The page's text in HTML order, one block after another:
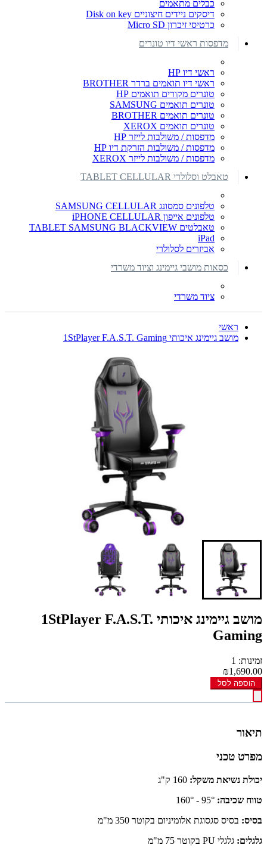
כבלים מתאמים
דיסקים ניידים חיצוניים Disk on key
כרטיסי זיכרון Micro SD
מדפסות ראשי דיו טונרים
ראשי דיו HP
ראשי דיו תואמים ברדר BROTHER
טונרים מקורים תואמים HP
טונרים תואמים SAMSUNG
טונרים תואמים BROTHER
טונרים תואמים XEROX
מדפסות / משולבות לייזר HP
מדפסות / משולבות הזרקת דיו HP
מדפסות / משולבות לייזר XEROX
טאבלט וסלולרי TABLET CELLULAR
טלפונים סמסונג SAMSUNG CELLULAR
טלפונים אייפון iPHONE CELLULAR
טאבלטים TABLET SAMSUNG BLACKVIEW
iPad
אביזרים לסלולרי
כסאות מושבי גיימינג וציוד משרדי
ציוד משרדי
ראשי
מושב גיימינג איכותי 1StPlayer F.A.S.T. Gaming
מושב גיימינג איכותי 1StPlayer F.A.S.T.
Gaming
זמינות: 1
₪1,690.00
הוספה לסל
תיאור
מפרט טכני
יכולת נשיאת משקל: 160 ק"ג
טווח שכיבה: 95° - 160°
בסיס: בסיס סגסוגת אלומיניום בקוטר 350 מ"מ
גלגלים: גלגלי PU בקוטר 75 מ"מ